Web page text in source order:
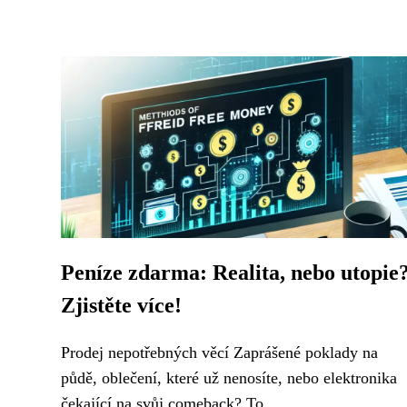
Peníze zdarma: Realita, nebo
Zjistěte více!
Prodej nepotřebných věcí Zaprášené poklady na
půdě, oblečení, které už nenosíte, nebo elektronika
čekající na svůj comeback? To...